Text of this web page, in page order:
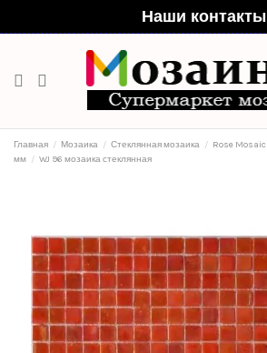
Наши контакты
Главная Мозаика Стеклянная мозаика Rose Mosaic
мм
WJ 96 мозаика стеклянная